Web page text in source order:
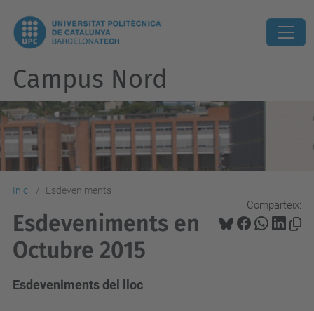
Campus Nord
Inici Esdeveniments
Comparteix:
Esdeveniments en
Octubre 2015
Esdeveniments del lloc